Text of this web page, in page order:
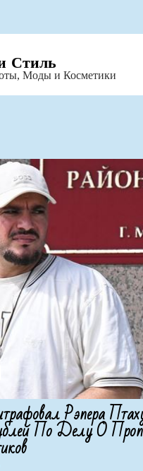
Стиль
Моды и Косметики
Рэпера
По Делу О